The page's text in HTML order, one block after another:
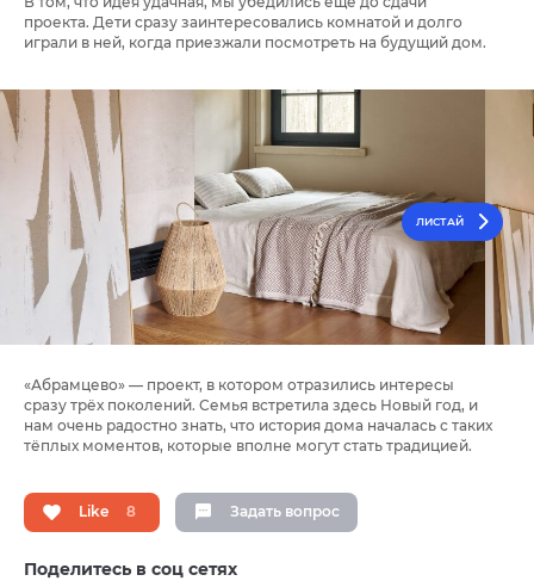
проекта. Дети сразу заинтересовались комнатой и долго
играли в ней, когда приезжали посмотреть на будущий дом.
ЛИСТАЙ
«Абрамцево» — проект, в котором отразились интересы
сразу трёх поколений. Семья встретила здесь Новый год, и
нам очень радостно знать, что история дома началась с таких
тёплых моментов, которые вполне могут стать традицией.
Like 8 Задать вопрос
Поделитесь в соц сетях